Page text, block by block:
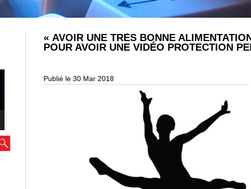
« AVOIR UNE TRÈS BONNE
POUR AVOIR UNE VIDÉO PROTECTION
Publié le 30 Mar 2018